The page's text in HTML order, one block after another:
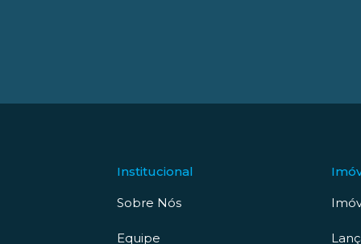
Institucional
Sobre Nós
Equipe